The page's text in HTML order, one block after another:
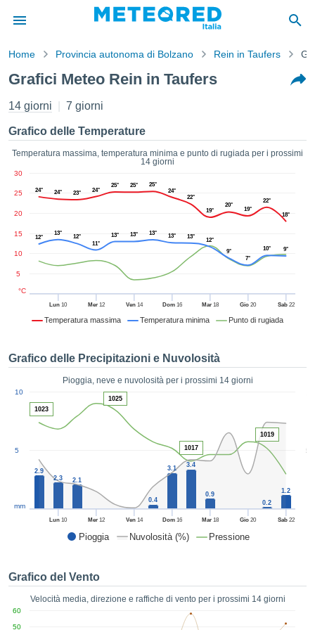
di
stati
da
che le
È
Web
le
o
simili,
per
senza
clic sul
ACCETTA
IMPOSTAZIONI
Home Provincia autonoma di Bolzano Rein in Taufers
Grafici Meteo Rein in Taufers
14 giorni 7 giorni
Grafico delle Temperature
Temperatura massima, temperatura minima e punto di rugiada per i prossimi
14 giorni
Temperatura massima Temperatura minima Punto di rugiada
Lun 10 Mer12 Ven14 Dom16 Mar18 Gio 20 Sab22
5
10
15
20
25
30
°C
24° 24° 23° 24°
25° 25°
25°
24°
22°
19°
20°
19°
22°
18°
12°
13°
12°
11°
13° 13° 13° 13° 13°
12°
9°
7°
10° 9°
Grafico delle Precipitazioni e Nuvolosità
Pioggia, neve e nuvolosità per i prossimi 14 giorni
Pioggia Nuvolosità (%) Pressione
50
Lun 10 Mer12 Ven14 Dom16 Mar18 Gio 20 Sab22
5
10
mm
2.9
2.3
2.1
0.4
3.1 3.4
0.9
0.2
1.2
1023
1025
1017
1019
Grafico del Vento
Velocità media, direzione e raffiche di vento per i prossimi 14 giorni
50
60